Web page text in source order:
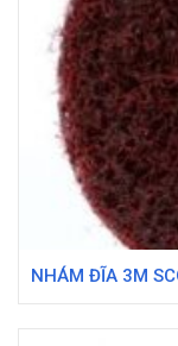
NHÁM ĐĨA 3M